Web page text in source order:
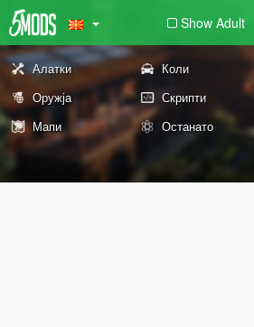
Show Adult
Алатки Коли
Оружја
Скрипти
Мапи
Останато